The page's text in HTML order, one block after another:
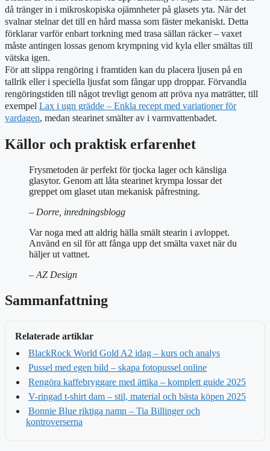
då tränger in i mikroskopiska ojämnheter på glasets yta. När det
svalnar stelnar det till en hård massa som fäster mekaniskt. Detta
förklarar varför enbart torkning med trasa sällan räcker – vaxet
måste antingen lossas genom krympning vid kyla eller smältas till
vätska igen.
För att slippa rengöring i framtiden kan du placera ljusen på en
tallrik eller i speciella ljusfat som fångar upp droppar. Förvandla
rengöringstiden till något trevligt genom att pröva nya maträtter, till
exempel Lax i ugn grädde – Enkla recept med variationer för
vardagen, medan stearinet smälter av i varmvattenbadet.
Källor och praktisk erfarenhet
Frysmetoden är perfekt för tjocka lager och känsliga
glasytor. Genom att låta stearinet krympa lossar det
greppet om glaset utan mekanisk påfrestning.
– Dorre, inredningsblogg
Var noga med att aldrig hälla smält stearin i avloppet.
Använd en sil för att fånga upp det smälta vaxet när du
häljer ut vattnet.
– AZ Design
Sammanfattning
Relaterade artiklar
BlackRock World Gold A2 idag – kurs och analys
Pussel med egen bild – skapa fotopussel online
Rengöra kaffebryggare med ättika – komplett guide 2025
V-ringad t-shirt dam – stil, material och bästa köpen 2025
Bonnie Blue riktiga namn – Tia Billinger och
kontroverserna